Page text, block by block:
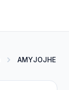
AMYJOJHE